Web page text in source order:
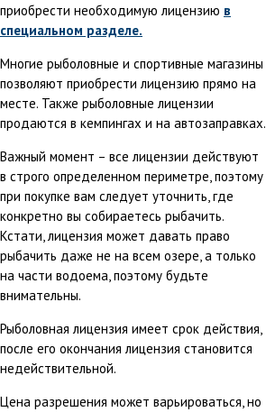
приобрести необходимую лицензию в
специальном разделе.
Многие рыболовные и спортивные магазины
позволяют приобрести лицензию прямо на
месте. Также рыболовные лицензии
продаются в кемпингах и на автозаправках.
Важный момент – все лицензии действуют
в строго определенном периметре, поэтому
при покупке вам следует уточнить, где
конкретно вы собираетесь рыбачить.
Кстати, лицензия может давать право
рыбачить даже не на всем озере, а только
на части водоема, поэтому будьте
внимательны.
Рыболовная лицензия имеет срок действия,
после его окончания лицензия становится
недействительной.
Цена разрешения может варьироваться, но